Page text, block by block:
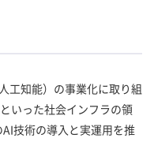
工知能）の事業化に取り組
いった社会インフラの領
技術の導入と実運用を推